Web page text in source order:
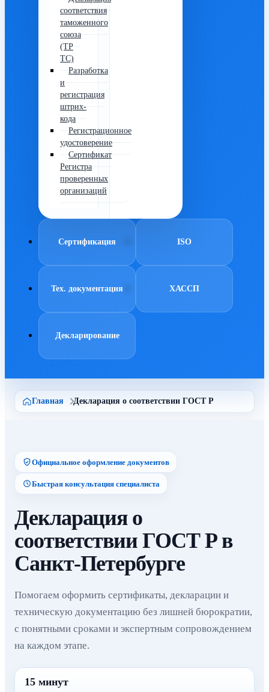
соответствия
таможенного
союза
(ТР
ТС)
Разработка
и
регистрация
штрих-
кода
Регистрационное
удостоверение
Сертификат
Регистра
проверенных
организаций
Сертификация ISO
Тех. документация ХАССП
Декларирование
Главная Декларация о соответствии ГОСТ Р
Официальное оформление документов
Быстрая консультация специалиста
Декларация о
соответствии ГОСТ Р в
Санкт-Петербурге
Помогаем оформить сертификаты, декларации и
техническую документацию без лишней бюрократии,
с понятными сроками и экспертным сопровождением
на каждом этапе.
15 минут